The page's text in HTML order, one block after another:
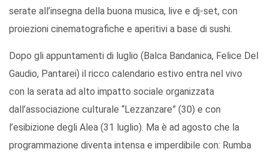
serate all’insegna della buona musica, live e dj-set, con
proiezioni cinematografiche e aperitivi a base di sushi.
Dopo gli appuntamenti di luglio (Balca Bandanica, Felice Del
Gaudio, Pantarei) il ricco calendario estivo entra nel vivo
con la serata ad alto impatto sociale organizzata
dall’associazione culturale “Lezzanzare” (30) e con
l’esibizione degli Alea (31 luglio). Ma è ad agosto che la
programmazione diventa intensa e imperdibile con: Rumba